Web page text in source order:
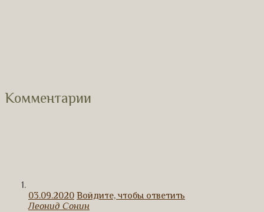
Комментарии
03.09.2020 Войдите, чтобы ответить
Леонид Сонин